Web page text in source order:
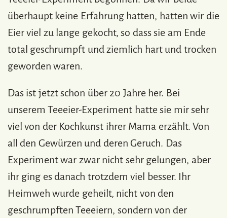
überhaupt keine Erfahrung hatten, hatten wir die
Eier viel zu lange gekocht, so dass sie am Ende
total geschrumpft und ziemlich hart und trocken
geworden waren.
Das ist jetzt schon über 20 Jahre her. Bei
unserem Teeeier-Experiment hatte sie mir sehr
viel von der Kochkunst ihrer Mama erzählt. Von
all den Gewürzen und deren Geruch. Das
Experiment war zwar nicht sehr gelungen, aber
ihr ging es danach trotzdem viel besser. Ihr
Heimweh wurde geheilt, nicht von den
geschrumpften Teeeiern, sondern von der